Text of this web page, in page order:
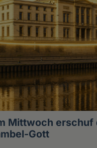
Mittwoch erschuf
Gott